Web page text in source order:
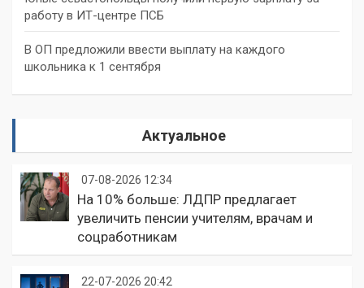
работу в ИТ-центре ПСБ
В ОП предложили ввести выплату на каждого
школьника к 1 сентября
Актуальное
07-08-2026 12:34
На 10% больше: ЛДПР предлагает
увеличить пенсии учителям, врачам и
соцработникам
22-07-2026 20:42